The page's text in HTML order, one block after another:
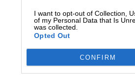
I want to opt-out of Collection,
of my Personal Data that Is
was collected.
Opted Out
CONFIRM
anche quello